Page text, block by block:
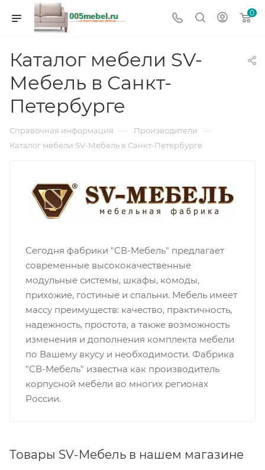
0
Каталог мебели SV-
Мебель в Санкт-
Петербурге
Справочная информация — Производители —
Каталог мебели SV-Мебель в Санкт-Петербурге
Сегодня фабрики "СВ-Мебель" предлагает
современные высококачественные
модульные системы, шкафы, комоды,
прихожие, гостиные и спальни. Мебель имеет
массу преимуществ: качество, практичность,
надежность, простота, а также возможность
изменения и дополнения комплекта мебели
по Вашему вкусу и необходимости. Фабрика
"СВ-Мебель" известна как производитель
корпусной мебели во многих регионах
России.
Товары SV-Мебель в нашем магазине